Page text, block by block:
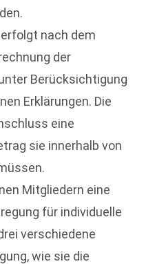
erfolgt nach dem
der
Berücksichtigung
Erklärungen. Die
eine
sie innerhalb von
Mitgliedern eine
für individuelle
verschiedene
wie sie die